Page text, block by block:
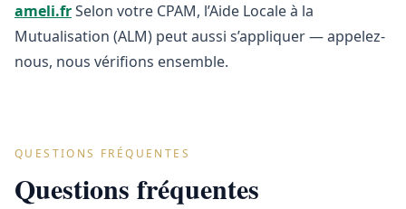
ameli.frSelon votre CPAM, l’Aide Locale à la
Mutualisation (ALM) peut aussi s’appliquer — appelez-
nous, nous vérifions ensemble.
QUESTIONS FRÉQUENTES
Questions fréquentes